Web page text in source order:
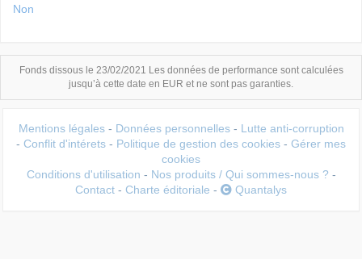
Non
Fonds dissous le 23/02/2021 Les données de performance sont calculées
jusqu’à cette date en EUR et ne sont pas garanties.
Mentions légales - Données personnelles - Lutte anti-corruption
- Conflit d'intérets - Politique de gestion des cookies - Gérer mes
cookies
Conditions d'utilisation - Nos produits / Qui sommes-nous ? -
Contact - Charte éditoriale - Quantalys